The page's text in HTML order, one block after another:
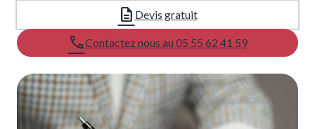
URGENCE / ASSISTANCE
AHUN
Devis gratuit
Contactez nous au 05 55 62 41 59